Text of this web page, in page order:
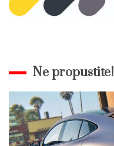
Ne propustite!